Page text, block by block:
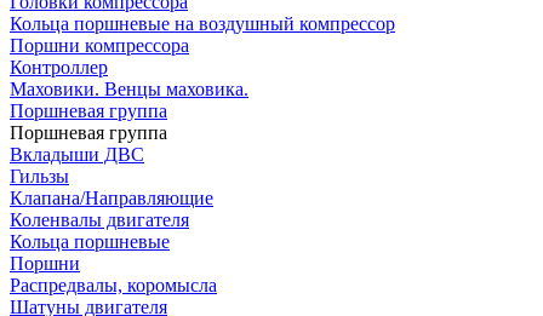
Кольца поршневые на воздушный компрессор
Поршни компрессора
Контроллер
Маховики. Венцы маховика.
Поршневая группа
Поршневая группа
Вкладыши ДВС
Гильзы
Клапана/Направляющие
Коленвалы двигателя
Кольца поршневые
Поршни
Распредвалы, коромысла
Шатуны двигателя